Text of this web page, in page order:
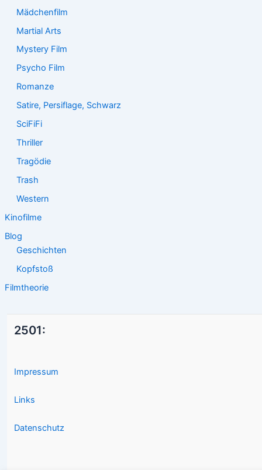
Mädchenfilm
Martial Arts
Mystery Film
Psycho Film
Romanze
Satire, Persiflage, Schwarz
SciFiFi
Thriller
Tragödie
Trash
Western
Kinofilme
Blog
Geschichten
Kopfstoß
Filmtheorie
2501:
Impressum
Links
Datenschutz